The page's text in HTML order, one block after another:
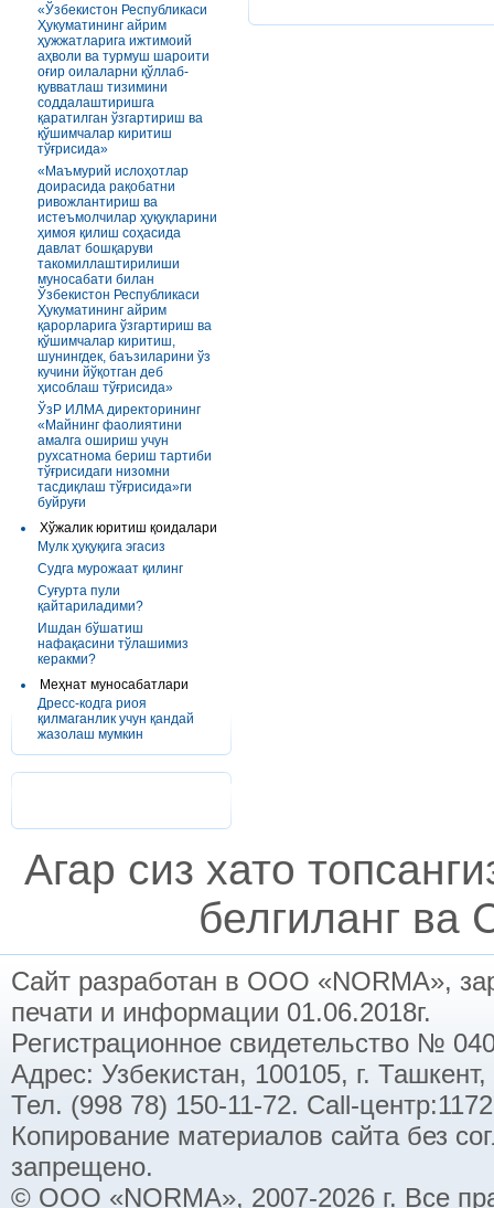
«Ўзбекистон Республикаси
Ҳукуматининг айрим
ҳужжатларига ижтимоий
аҳволи ва турмуш шароити
оғир оилаларни қўллаб-
қувватлаш тизимини
соддалаштиришга
қаратилган ўзгартириш ва
қўшимчалар киритиш
тўғрисида»
«Маъмурий ислоҳотлар
доирасида рақобатни
ривожлантириш ва
истеъмолчилар ҳуқуқларини
ҳимоя қилиш соҳасида
давлат бошқаруви
такомиллаштирилиши
муносабати билан
Ўзбекистон Республикаси
Ҳукуматининг айрим
қарорларига ўзгартириш ва
қўшимчалар киритиш,
шунингдек, баъзиларини ўз
кучини йўқотган деб
ҳисоблаш тўғрисида»
ЎзР ИЛМА директорининг
«Майнинг фаолиятини
амалга ошириш учун
рухсатнома бериш тартиби
тўғрисидаги низомни
тасдиқлаш тўғрисида»ги
буйруғи
Хўжалик юритиш қоидалари
Мулк ҳуқуқига эгасиз
Судга мурожаат қилинг
Суғурта пули
қайтариладими?
Ишдан бўшатиш
нафақасини тўлашимиз
керакми?
Меҳнат муносабатлари
Дресс-кодга риоя
қилмаганлик учун қандай
жазолаш мумкин
Агар сиз хато
белгиланг ва
Сайт разработан в ООО «NORMA»,
печати и информации 01.06.2018г.
Регистрационное свидетельство №
Адрес: Узбекистан, 100105, г.
Тел. (998 78) 150-11-72. Call-
Копирование материалов сайта без
запрещено.
© ООО «NORMA», 2007-2026 г. Все